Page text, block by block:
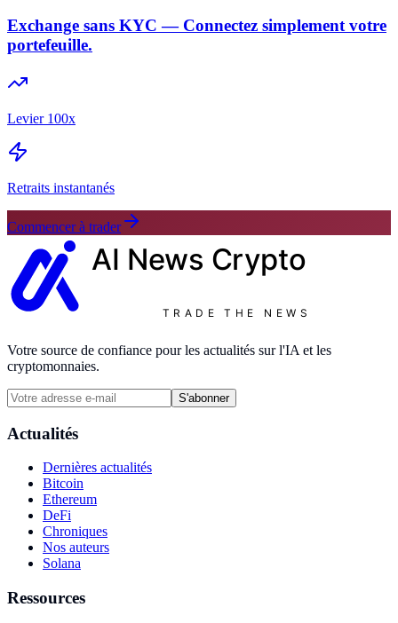
Exchange sans KYC — Connectez simplement votre
portefeuille.
Levier 100x
Retraits instantanés
Commencer à trader
AI News Crypto
TRADE THE NEWS
Votre source de confiance pour les actualités sur l'IA et les
cryptomonnaies.
S'abonner
Actualités
Dernières actualités
Bitcoin
Ethereum
DeFi
Chroniques
Nos auteurs
Solana
Ressources